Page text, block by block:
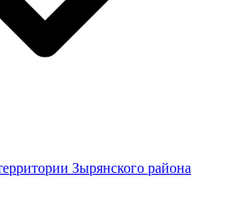
Зырянского района